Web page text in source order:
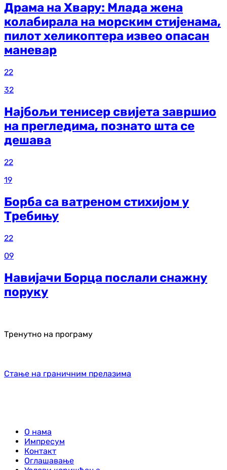
Драма на Хвару: Млада жена
колабирала на морским стијенама,
пилот хеликоптера извео опасан
маневар
22
32
Најбољи тенисер свијета завршио
на прегледима, познато шта се
дешава
22
19
Борба са ватреном стихијом у
Требињу
22
09
Навијачи Борца послали снажну
поруку
Тренутно на програму
Стање на граничним прелазима
О нама
Импресум
Контакт
Оглашавање